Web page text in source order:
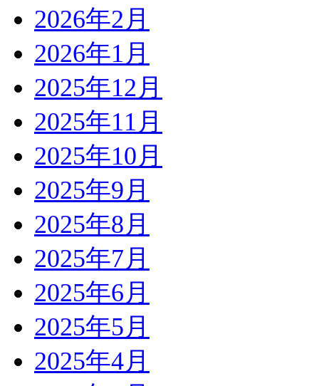
2026年2月
2026年1月
2025年12月
2025年11月
2025年10月
2025年9月
2025年8月
2025年7月
2025年6月
2025年5月
2025年4月